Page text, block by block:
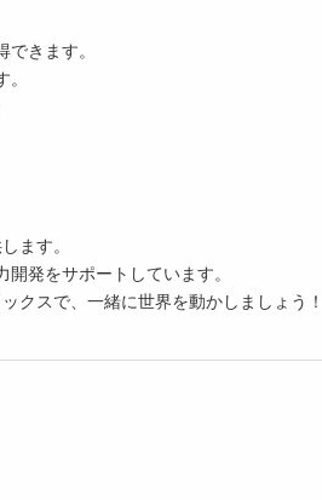
きます。
ます。
発をサポートしています。​
クスで、一緒に世界を動かしましょう！